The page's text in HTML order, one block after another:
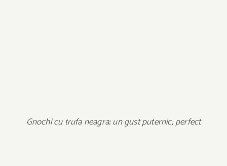
Gnochi cu trufa neagra; un gust puternic, perfect